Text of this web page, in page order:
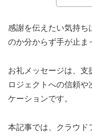
感謝を伝えたい気持ち
のか分からず手が止ま
お礼メッセージは、
ロジェクトへの信頼
ケーションです。
本記事では、クラウド